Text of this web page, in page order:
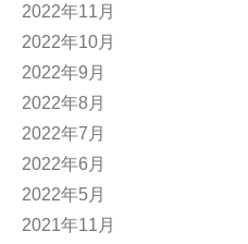
2022年11月
2022年10月
2022年9月
2022年8月
2022年7月
2022年6月
2022年5月
2021年11月